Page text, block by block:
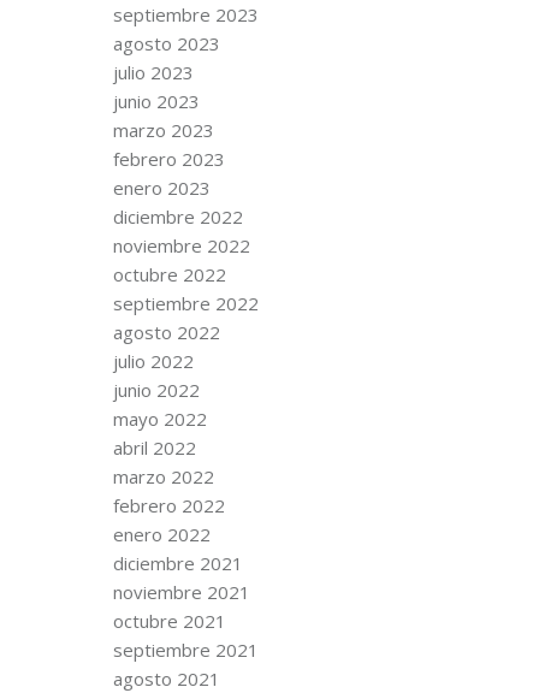
septiembre 2023
agosto 2023
julio 2023
junio 2023
marzo 2023
febrero 2023
enero 2023
diciembre 2022
noviembre 2022
octubre 2022
septiembre 2022
agosto 2022
julio 2022
junio 2022
mayo 2022
abril 2022
marzo 2022
febrero 2022
enero 2022
diciembre 2021
noviembre 2021
octubre 2021
septiembre 2021
agosto 2021